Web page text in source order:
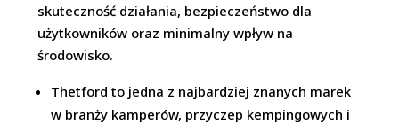
skuteczność działania, bezpieczeństwo dla
użytkowników oraz minimalny wpływ na
środowisko.
Thetford to jedna z najbardziej znanych marek
w branży kamperów, przyczep kempingowych i